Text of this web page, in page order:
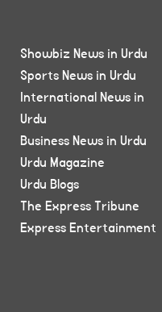
Showbiz News in Urdu
Sports News in Urdu
International News in
Urdu
Business News in Urdu
Urdu Magazine
Urdu Blogs
The Express Tribune
Express Entertainment